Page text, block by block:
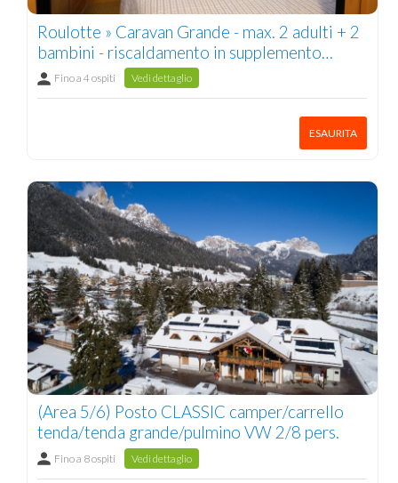
Roulotte » Caravan Grande - max. 2 adulti + 2
bambini - riscaldamento in supplemento
(inverno) 4 pers.
Fino a 4 ospiti Vedi dettaglio
ESAURITA
(Area 5/6) Posto CLASSIC camper/carrello
tenda/tenda grande/pulmino VW 2/8 pers.
Fino a 8 ospiti Vedi dettaglio